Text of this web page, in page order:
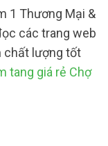
1 Thương Mại &
các trang web
chất lượng tốt
tang giá rẻ Chợ